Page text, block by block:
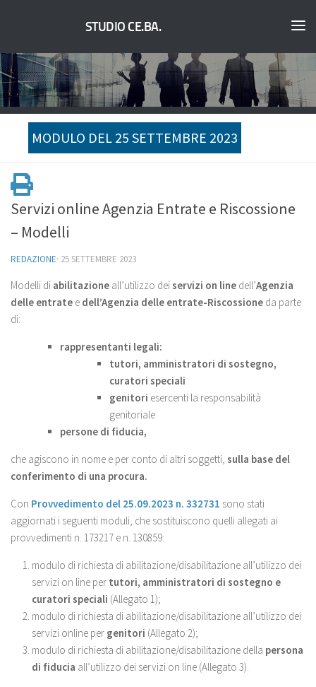
STUDIO CE.BA.
MODULO DEL 25 SETTEMBRE 2023
Servizi online Agenzia Entrate e Riscossione
– Modelli
REDAZIONE· 25 SETTEMBRE 2023
Modelli di abilitazione all’utilizzo deiservizi on line dell’Agenzia
delle entrate e dell’Agenzia delle entrate-Riscossione da parte
di:
rappresentanti legali:
tutori, amministratori di sostegno,
curatori speciali
genitori esercenti la responsabilità
genitoriale
persone di fiducia,
che agiscono in nome e per conto di altri soggetti, sulla base del
conferimento di una procura.
Con Provvedimento del 25.09.2023 n. 332731 sono stati
aggiornati i seguenti moduli, che sostituiscono quelli allegati ai
provvedimenti n. 173217 e n. 130859:
modulo di richiesta di abilitazione/disabilitazione all’utilizzo dei
servizi on line per tutori, amministratori di sostegno e
curatori speciali (Allegato 1);
modulo di richiesta di abilitazione/disabilitazione all’utilizzo dei
servizi online per genitori (Allegato 2);
modulo di richiesta di abilitazione/disabilitazione della persona
di fiducia all’utilizzo dei servizi on line (Allegato 3).